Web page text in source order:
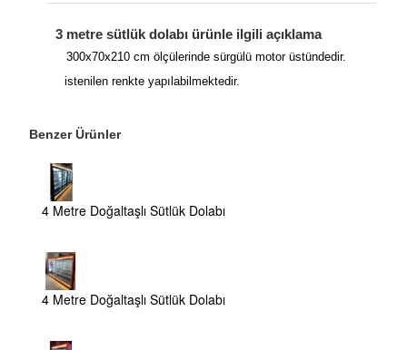
3 metre sütlük dolabı ürünle ilgili açıklama
300x70x210 cm ölçülerinde sürgülü motor üstündedir.
istenilen renkte yapılabilmektedir.
Benzer Ürünler
4 Metre Doğaltaşlı Sütlük Dolabı
4 Metre Doğaltaşlı Sütlük Dolabı